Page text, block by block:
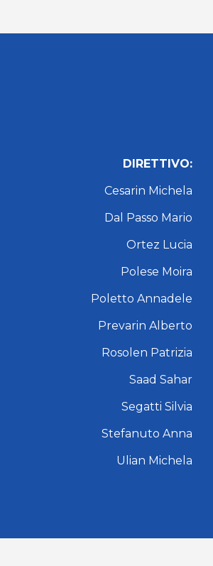
DIRETTIVO:
Cesarin Michela
Dal Passo Mario
Ortez Lucia
Polese Moira
Poletto Annadele
Prevarin Alberto
Rosolen Patrizia
Saad Sahar
Segatti Silvia
Stefanuto Anna
Ulian Michela